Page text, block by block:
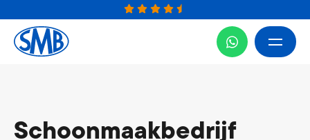
Schoonmaakbedrijf